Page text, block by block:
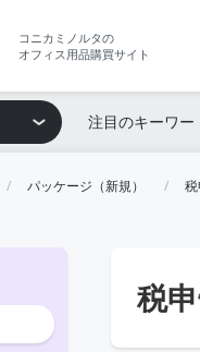
コニカミノルタの
オフィス用品購買サイト
注目のキーワー
パッケージ（新規）
税